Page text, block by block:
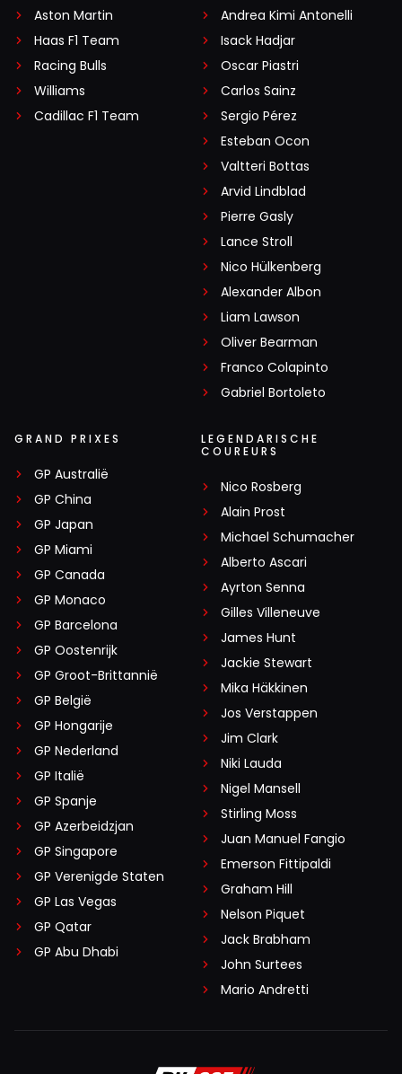
Aston Martin
Haas F1 Team
Racing Bulls
Williams
Cadillac F1 Team
Andrea Kimi Antonelli
Isack Hadjar
Oscar Piastri
Carlos Sainz
Sergio Pérez
Esteban Ocon
Valtteri Bottas
Arvid Lindblad
Pierre Gasly
Lance Stroll
Nico Hülkenberg
Alexander Albon
Liam Lawson
Oliver Bearman
Franco Colapinto
Gabriel Bortoleto
GRAND PRIXES
GP Australië
GP China
GP Japan
GP Miami
GP Canada
GP Monaco
GP Barcelona
GP Oostenrijk
GP Groot-Brittannië
GP België
GP Hongarije
GP Nederland
GP Italië
GP Spanje
GP Azerbeidzjan
GP Singapore
GP Verenigde Staten
GP Las Vegas
GP Qatar
GP Abu Dhabi
LEGENDARISCHE
COUREURS
Nico Rosberg
Alain Prost
Michael Schumacher
Alberto Ascari
Ayrton Senna
Gilles Villeneuve
James Hunt
Jackie Stewart
Mika Häkkinen
Jos Verstappen
Jim Clark
Niki Lauda
Nigel Mansell
Stirling Moss
Juan Manuel Fangio
Emerson Fittipaldi
Graham Hill
Nelson Piquet
Jack Brabham
John Surtees
Mario Andretti